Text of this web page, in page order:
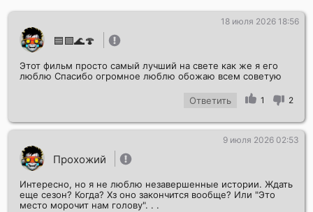
🟦🟩🌊🍄
18 июля 2026 18:56
Этот фильм просто самый лучший на свете как же я его
люблю Спасибо огромное люблю обожаю всем советую
Ответить 1 2
Прохожий
9 июля 2026 02:53
Интересно, но я не люблю незавершенные истории. Ждать
еще сезон? Когда? Хз оно закончится вообще? Или "Это
место морочит нам голову". . .